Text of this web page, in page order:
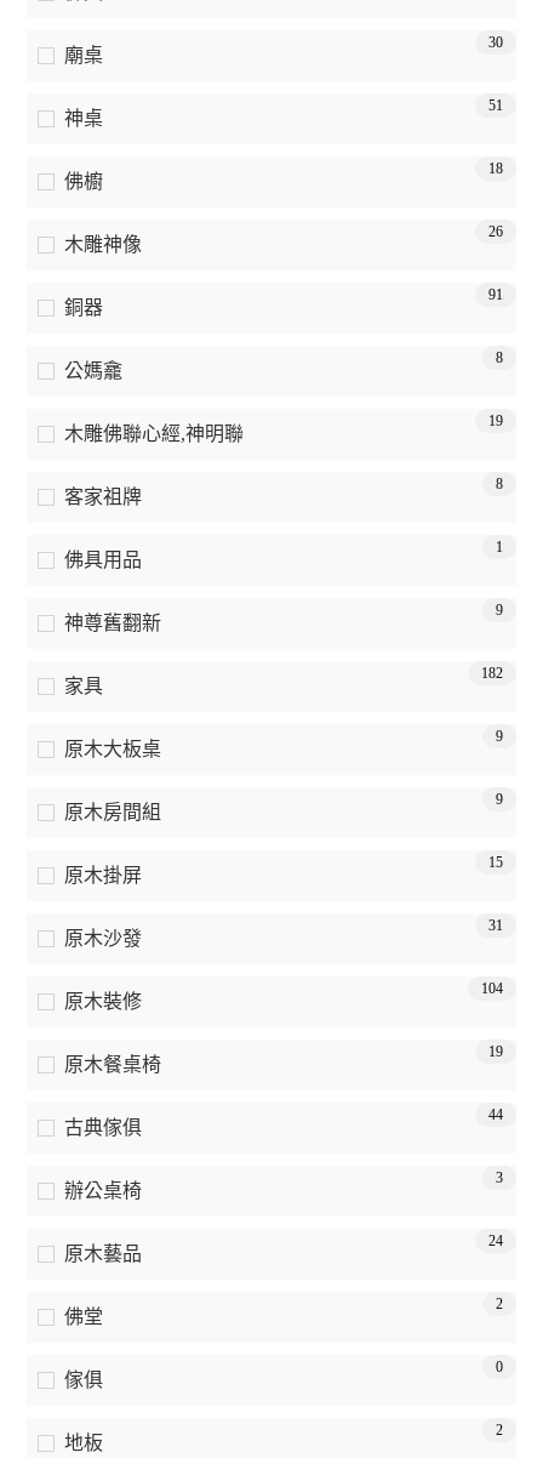
廟桌
30
神桌
51
佛櫥
18
木雕神像
26
銅器
91
公媽龕
8
木雕佛聯心經,神明聯
19
客家祖牌
8
佛具用品
1
神尊舊翻新
9
家具
182
原木大板桌
9
原木房間組
9
原木掛屏
15
原木沙發
31
原木裝修
104
原木餐桌椅
19
古典傢俱
44
辦公桌椅
3
原木藝品
24
佛堂
2
傢俱
0
地板
2